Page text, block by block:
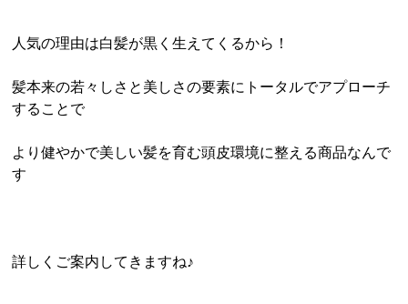
人気の理由は白髪が黒く生えてくるから！
髪本来の若々しさと美しさの要素にトータルでアプローチ
することで
より健やかで美しい髪を育む頭皮環境に整える商品なんで
す
詳しくご案内してきますね♪